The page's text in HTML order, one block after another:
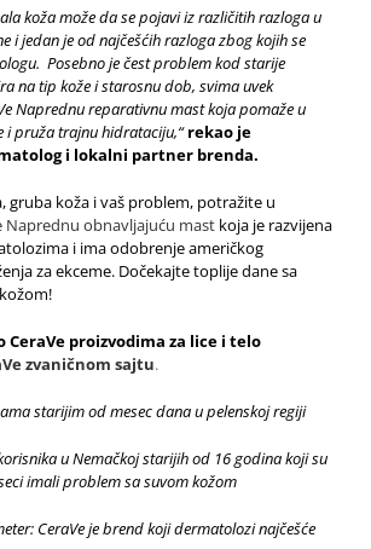
koža može da se pojavi iz različitih razloga u
i jedan je od najčešćih razloga zbog kojih se
Posebno je čest problem kod starije
na tip kože i starosnu dob, svima uvek
Naprednu reparativnu mast koja pomaže u
i pruža trajnu hidrataciju,“ rekao je
i lokalni partner brenda.
gruba koža i vaš problem, potražite u
Naprednu obnavljajuću mast koja je razvijena
i ima odobrenje američkog
za ekceme. Dočekajte toplije dane sa
CeraVe proizvodima za lice i telo
zvaničnom sajtu.
starijim od mesec dana u pelenskoj regiji
u Nemačkoj starijih od 16 godina koji su
imali problem sa suvom kožom
CeraVe je brend koji dermatolozi najčešće